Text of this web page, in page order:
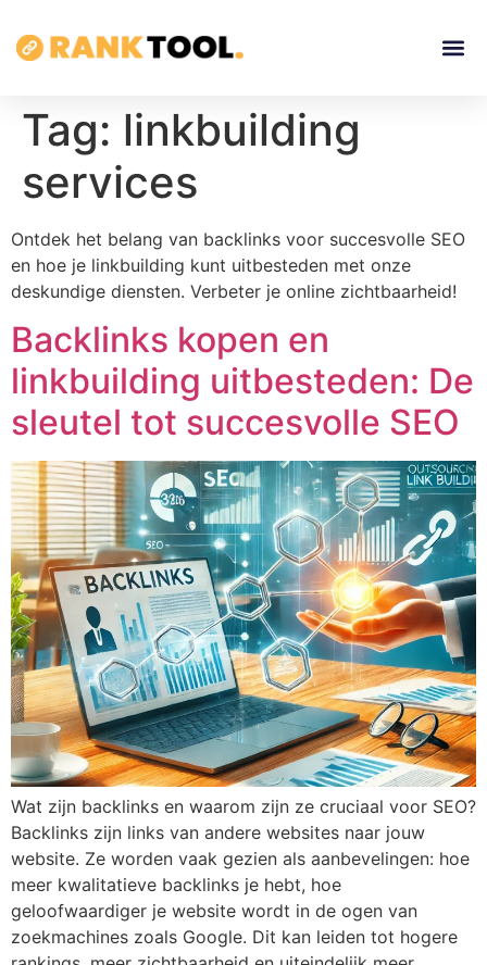
Tag: linkbuilding
services
Ontdek het belang van backlinks voor succesvolle SEO
en hoe je linkbuilding kunt uitbesteden met onze
deskundige diensten. Verbeter je online zichtbaarheid!
Backlinks kopen en
linkbuilding uitbesteden: De
sleutel tot succesvolle SEO
Wat zijn backlinks en waarom zijn ze cruciaal voor SEO?
Backlinks zijn links van andere websites naar jouw
website. Ze worden vaak gezien als aanbevelingen: hoe
meer kwalitatieve backlinks je hebt, hoe
geloofwaardiger je website wordt in de ogen van
zoekmachines zoals Google. Dit kan leiden tot hogere